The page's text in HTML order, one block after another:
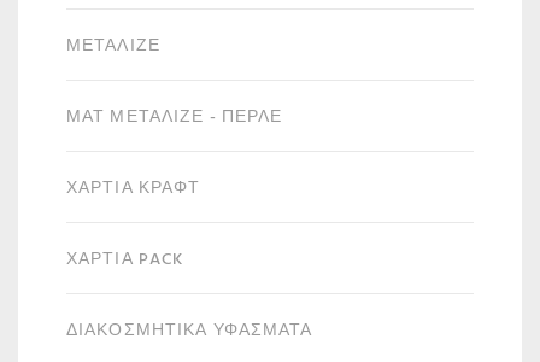
ΜΕΤΑΛΙΖΈ
ΜΑΤ ΜΕΤΑΛΙΖΈ - ΠΕΡΛΈ
ΧΑΡΤΙΆ ΚΡΑΦΤ
ΧΑΡΤΙΆ PACK
ΔΙΑΚΟΣΜΗΤΙΚΆ ΥΦΆΣΜΑΤΑ